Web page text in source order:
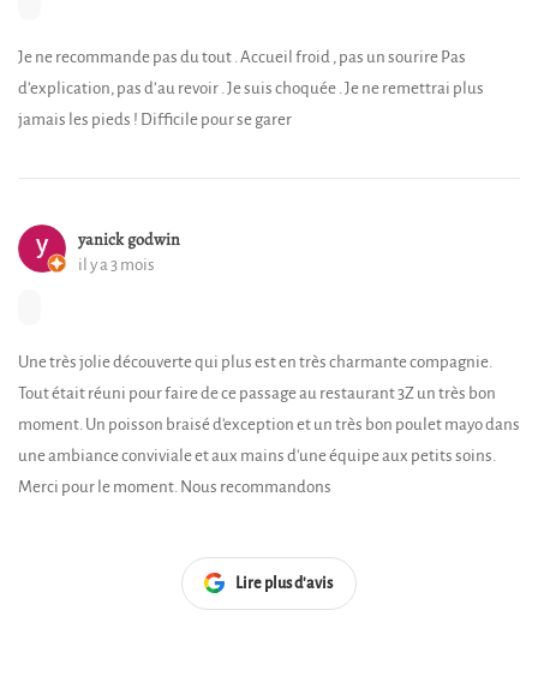
Je ne recommande pas du tout . Accueil froid , pas un sourire Pas
d’explication, pas d’au revoir . Je suis choquée . Je ne remettrai plus
jamais les pieds ! Difficile pour se garer
yanick godwin
il y a 3 mois
Une très jolie découverte qui plus est en très charmante compagnie.
Tout était réuni pour faire de ce passage au restaurant 3Z un très bon
moment. Un poisson braisé d'exception et un très bon poulet mayo dans
une ambiance conviviale et aux mains d'une équipe aux petits soins.
Merci pour le moment. Nous recommandons
Lire plus d'avis